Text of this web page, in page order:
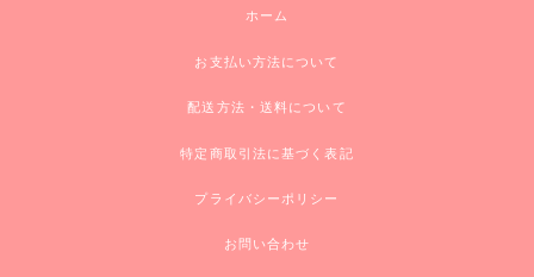
ホーム
お支払い方法について
配送方法・送料について
特定商取引法に基づく表記
プライバシーポリシー
お問い合わせ